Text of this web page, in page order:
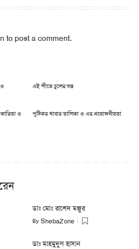
to post a comment.
এই শীতে চুলের যন্ত
ও
পুষ্টিকর খাবার তালিকা ও এর প্রয়োজনীয়তা
ডাঃ মোঃ রাশেদ মঞ্জুর
By ShebaZone
ডাঃ মাহমুদুল হাসান